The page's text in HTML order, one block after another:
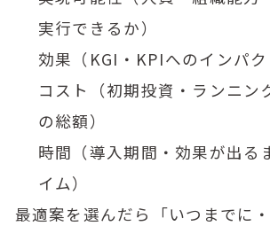
実行できるか）
効果（KGI・KPIへのインパク
コスト（初期投資・ランニン
の総額）
時間（導入期間・効果が出る
イム）
最適案を選んだら「いつまでに